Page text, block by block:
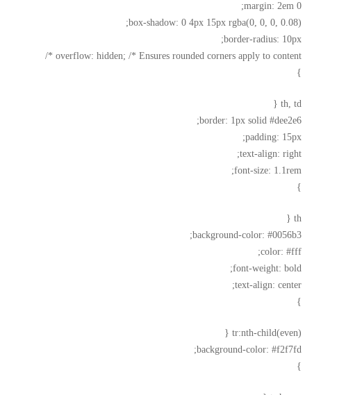
margin: 2em 0;
box-shadow: 0 4px 15px rgba(0, 0, 0, 0.08);
border-radius: 10px;
overflow: hidden; /* Ensures rounded corners apply to content */
}
th, td {
border: 1px solid #dee2e6;
padding: 15px;
text-align: right;
font-size: 1.1rem;
}
th {
background-color: #0056b3;
color: #fff;
font-weight: bold;
text-align: center;
}
tr:nth-child(even) {
background-color: #f2f7fd;
}